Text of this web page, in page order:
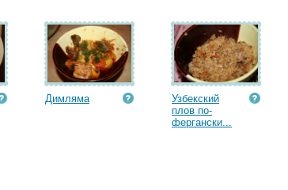
Димляма
Узбекский
плов по-
фергански...